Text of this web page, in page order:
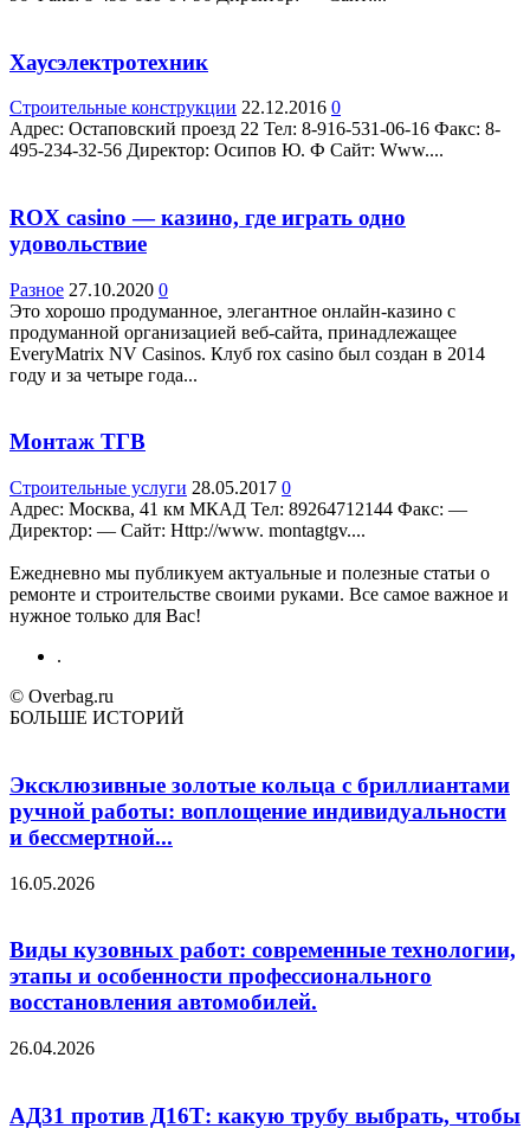
Хаусэлектротехник
Строительные конструкции 22.12.2016 0
Адрес: Остаповский проезд 22 Teл: 8-916-531-06-16 Факс: 8-
495-234-32-56 Директор: Осипов Ю. Ф Сайт: Www....
ROX casino — казино, где играть одно
удовольствие
Разное 27.10.2020 0
Это хорошо продуманное, элегантное онлайн-казино с
продуманной организацией веб-сайта, принадлежащее
EveryMatrix NV Casinos. Клуб rox casino был создан в 2014
году и за четыре года...
Монтаж ТГВ
Строительные услуги 28.05.2017 0
Адрес: Москва, 41 км МКАД Teл: 89264712144 Факс: —
Директор: — Сайт: Http://www. montagtgv....
Ежедневно мы публикуем актуальные и полезные статьи о
ремонте и строительстве своими руками. Все самое важное и
нужное только для Вас!
.
© Overbag.ru
БОЛЬШЕ ИСТОРИЙ
Эксклюзивные золотые кольца с бриллиантами
ручной работы: воплощение индивидуальности
и бессмертной...
16.05.2026
Виды кузовных работ: современные технологии,
этапы и особенности профессионального
восстановления автомобилей.
26.04.2026
АД31 против Д16Т: какую трубу выбрать, чтобы